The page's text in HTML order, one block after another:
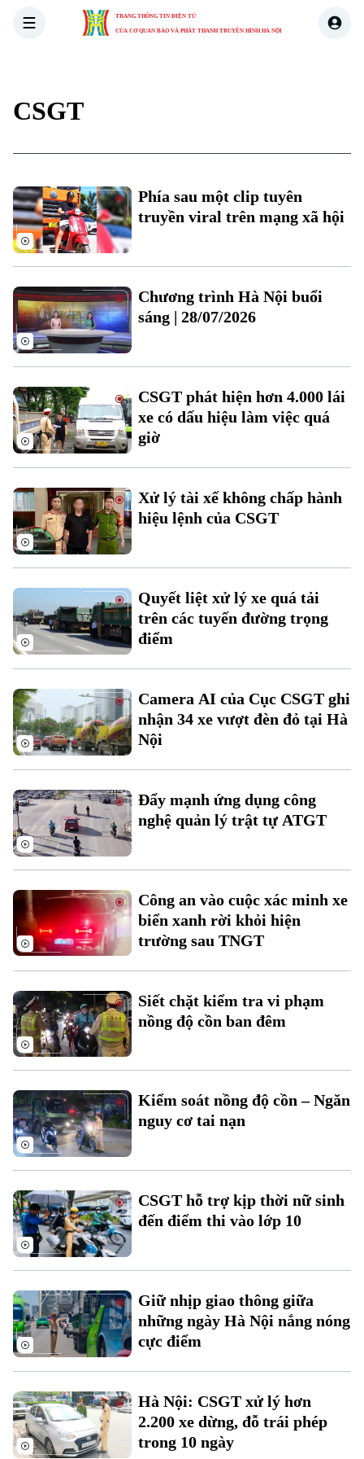
TRANG THÔNG TIN ĐIỆN TỬ
CỦA CƠ QUAN BÁO VÀ PHÁT THANH TRUYỀN HÌNH HÀ NỘI
Xu hướng
Chuyên mục
Thời sự
Hà Nội
Xã hội
An ninh trật tự
Công nghệ
Hà Nội
Người Hà Nội
Khoảnh khắc Hà Nội
Ẩm thực
Thế giới
Tin tức
Quân sự
Hồ sơ
Người Việt 4 phương
Kinh tế
Cafe sáng
Tài chính Ngân hàng
Doanh nghiệp
Tin tức
Căn hộ
Đất đai
Tàu và Xe
Ô tô
Tàu
Xe máy
Giáo dục
Tin tức
Tuyển sinh
Văn hóa
CSGT
Phía sau một clip tuyên
truyền viral trên mạng xã hội
Chương trình Hà Nội buổi
sáng | 28/07/2026
CSGT phát hiện hơn 4.000 lái
xe có dấu hiệu làm việc quá
giờ
Xử lý tài xế không chấp hành
hiệu lệnh của CSGT
Quyết liệt xử lý xe quá tải
trên các tuyến đường trọng
điểm
Camera AI của Cục CSGT ghi
nhận 34 xe vượt đèn đỏ tại Hà
Nội
Đẩy mạnh ứng dụng công
nghệ quản lý trật tự ATGT
Công an vào cuộc xác minh xe
biển xanh rời khỏi hiện
trường sau TNGT
Siết chặt kiểm tra vi phạm
nồng độ cồn ban đêm
Kiểm soát nồng độ cồn – Ngăn
nguy cơ tai nạn
CSGT hỗ trợ kịp thời nữ sinh
đến điểm thi vào lớp 10
Giữ nhịp giao thông giữa
những ngày Hà Nội nắng nóng
cực điểm
Hà Nội: CSGT xử lý hơn
2.200 xe dừng, đỗ trái phép
trong 10 ngày